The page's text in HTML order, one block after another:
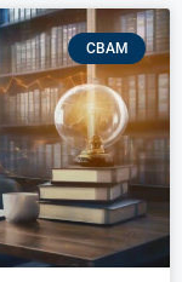
CBAM